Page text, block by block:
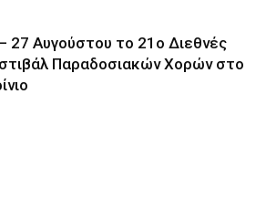
27 Aυγούστου το 21ο Διεθνές
Παραδοσιακών Χορών στο